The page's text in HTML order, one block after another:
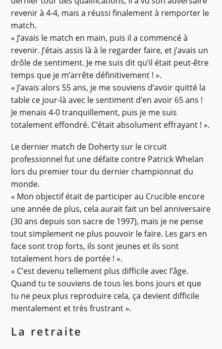
revenir à 4-4, mais a réussi finalement à remporter le
match.
« J’avais le match en main, puis il a commencé à
revenir. J’étais assis là à le regarder faire, et j’avais un
drôle de sentiment. Je me suis dit qu’il était peut-être
temps que je m’arrête définitivement ! ».
« J’avais alors 55 ans, je me souviens d’avoir quitté la
table ce jour-là avec le sentiment d’en avoir 65 ans !
Je menais 4-0 tranquillement, puis je me suis
totalement effondré. C’était absolument effrayant ! ».
Le dernier match de Doherty sur le circuit
professionnel fut une défaite contre Patrick Whelan
lors du premier tour du dernier championnat du
monde.
« Mon objectif était de participer au Crucible encore
une année de plus, cela aurait fait un bel anniversaire
(30 ans depuis son sacre de 1997), mais je ne pense
tout simplement ne plus pouvoir le faire. Les gars en
face sont trop forts, ils sont jeunes et ils sont
totalement hors de portée ! ».
« C’est devenu tellement plus difficile avec l’âge.
Quand tu te souviens de tous les bons jours et que
tu ne peux plus reproduire cela, ça devient difficile
mentalement et très frustrant ».
La retraite